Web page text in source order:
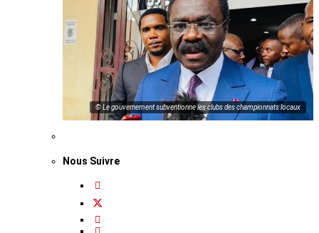
© Le gouvernement subventionne les clubs des championnats locaux
Nous Suivre